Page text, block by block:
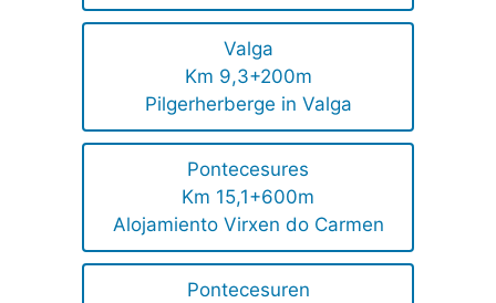
Valga
Km 9,3+200m
Pilgerherberge in Valga
Pontecesures
Km 15,1+600m
Alojamiento Virxen do Carmen
Pontecesuren